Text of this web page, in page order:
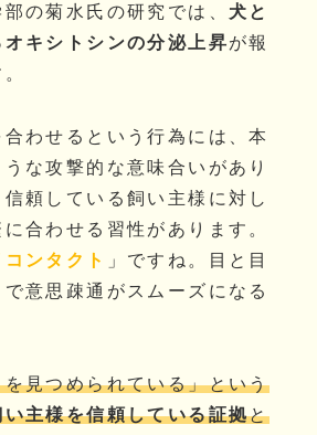
の菊水氏の研究では、 犬と
オキシトシンの分泌上昇が報
わせるという行為には、本
な攻撃的な意味合いがあり
頼している飼い主様に対し
合わせる習性があります。
コンタクト
」ですね。目と目
意思疎通がスムーズになる
見つめられている」という
い主様を信頼している証拠と